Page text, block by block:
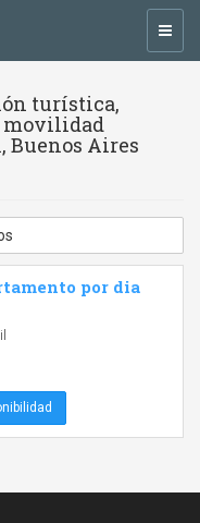
turística,
movilidad
Buenos Aires
por dia